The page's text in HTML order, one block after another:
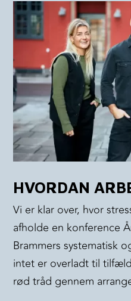
HVORDAN
Vi er klar over, hvor
afholde en konference
Brammers systematisk
intet er overladt til
rød tråd gennem